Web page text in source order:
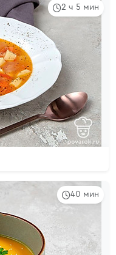
2 ч 5 мин
40 мин